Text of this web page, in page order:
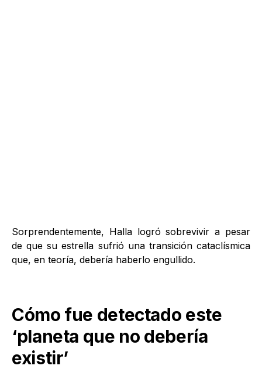
Sorprendentemente, Halla logró sobrevivir a pesar
de que su estrella sufrió una transición cataclísmica
que, en teoría, debería haberlo engullido.
Cómo fue detectado este
‘planeta que no debería
existir’